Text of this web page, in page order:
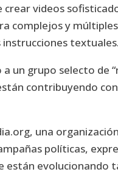
crear videos
complejos y
un grupo selecto de
contribuyendo
una
políticas,
están evolucionando